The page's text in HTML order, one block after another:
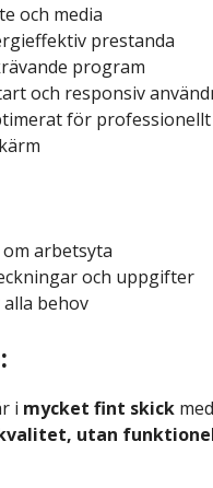
och media
prestanda
program
och responsiv
för
arbetsyta
och uppgifter
behov
i mycket fint skick
utan